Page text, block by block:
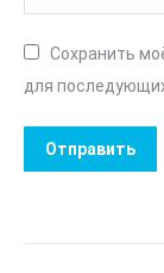
Сохранить
для